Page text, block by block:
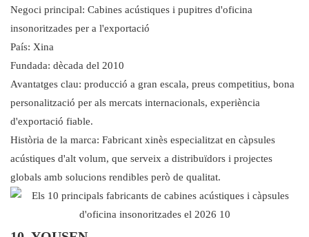
Negoci principal: Cabines acústiques i pupitres d'oficina
insonoritzades per a l'exportació
País: Xina
Fundada: dècada del 2010
Avantatges clau: producció a gran escala, preus competitius, bona
personalització per als mercats internacionals, experiència
d'exportació fiable.
Història de la marca: Fabricant xinès especialitzat en càpsules
acústiques d'alt volum, que serveix a distribuïdors i projectes
globals amb solucions rendibles però de qualitat.